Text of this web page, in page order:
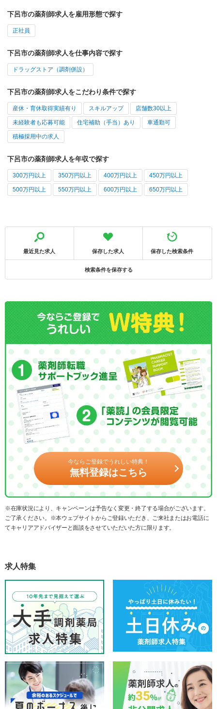
下呂市の薬剤師求人を雇用形態で探す
正社員
下呂市の薬剤師求人を仕事内容で探す
ドラッグストア（調剤併設）
下呂市の薬剤師求人をこだわり条件で探す
産休・育休取得実績有り スキルアップ 店舗数30以上
未経験者も応募可能 住宅補助（手当）あり 車通勤可
積極採用中の求人
下呂市の薬剤師求人を年収で探す
300万円以上 350万円以上 400万円以上 450万円以上
500万円以上 550万円以上 600万円以上 650万円以上
最近見た求人 保存した求人 保存した検索条件
検索条件を保存する
今ならご登録でうれしい特典！
無料登録はこちら
※在庫状況により、キャンペーンは予告なく変更・終了する場合がございます。
ご了承ください。※本ウェブサイトからご登録いただき、ご来社またはお電話に
てキャリアアドバイザーと面談をさせていただいた方に限ります。
求人特集